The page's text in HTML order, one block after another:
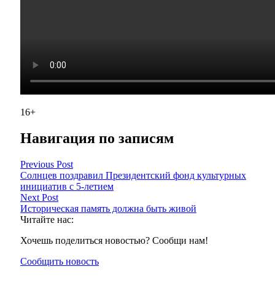
16+
Навигация по записям
Previous Post
Солнцев поздравил Президентский фонд культурных
инициатив с 5-летием
Next Post
Историческая память должна быть живой
Читайте нас:
Хочешь поделиться новостью? Сообщи нам!
Сообщить новость